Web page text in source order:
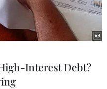
Interest Debt?